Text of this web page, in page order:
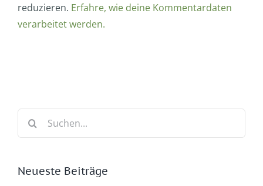
reduzieren. Erfahre, wie deine Kommentardaten
verarbeitet werden.
Suche
Neueste Beiträge